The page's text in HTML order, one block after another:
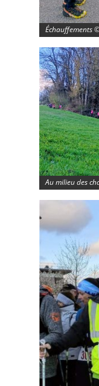
Échauffements
Au milieu des